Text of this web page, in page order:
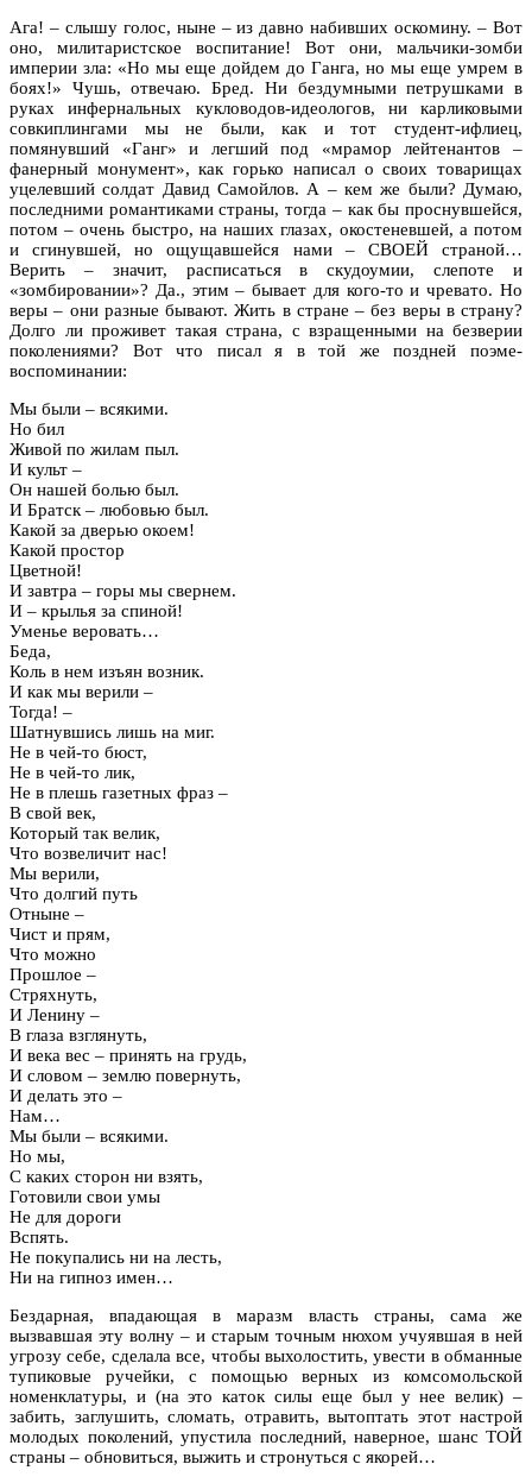
Ага! – слышу голос, ныне – из давно набивших оскомину. – Вот
оно, милитаристское воспитание! Вот они, мальчики-зомби
империи зла: «Но мы еще дойдем до Ганга, но мы еще умрем в
боях!» Чушь, отвечаю. Бред. Ни бездумными петрушками в
руках инфернальных кукловодов-идеологов, ни карликовыми
совкиплингами мы не были, как и тот студент-ифлиец,
помянувший «Ганг» и легший под «мрамор лейтенантов –
фанерный монумент», как горько написал о своих товарищах
уцелевший солдат Давид Самойлов. А – кем же были? Думаю,
последними романтиками страны, тогда – как бы проснувшейся,
потом – очень быстро, на наших глазах, окостеневшей, а потом
и сгинувшей, но ощущавшейся нами – СВОЕЙ страной…
Верить – значит, расписаться в скудоумии, слепоте и
«зомбировании»? Да., этим – бывает для кого-то и чревато. Но
веры – они разные бывают. Жить в стране – без веры в страну?
Долго ли проживет такая страна, с взращенными на безверии
поколениями? Вот что писал я в той же поздней поэме-
воспоминании:
Мы были – всякими.
Но бил
Живой по жилам пыл.
И культ –
Он нашей болью был.
И Братск – любовью был.
Какой за дверью окоем!
Какой простор
Цветной!
И завтра – горы мы свернем.
И – крылья за спиной!
Уменье веровать…
Беда,
Коль в нем изъян возник.
И как мы верили –
Тогда! –
Шатнувшись лишь на миг.
Не в чей-то бюст,
Не в чей-то лик,
Не в плешь газетных фраз –
В свой век,
Который так велик,
Что возвеличит нас!
Мы верили,
Что долгий путь
Отныне –
Чист и прям,
Что можно
Прошлое –
Стряхнуть,
И Ленину –
В глаза взглянуть,
И века вес – принять на грудь,
И словом – землю повернуть,
И делать это –
Нам…
Мы были – всякими.
Но мы,
С каких сторон ни взять,
Готовили свои умы
Не для дороги
Вспять.
Не покупались ни на лесть,
Ни на гипноз имен…
Бездарная, впадающая в маразм власть страны, сама же
вызвавшая эту волну – и старым точным нюхом учуявшая в ней
угрозу себе, сделала все, чтобы выхолостить, увести в обманные
тупиковые ручейки, с помощью верных из комсомольской
номенклатуры, и (на это каток силы еще был у нее велик) –
забить, заглушить, сломать, отравить, вытоптать этот настрой
молодых поколений, упустила последний, наверное, шанс ТОЙ
страны – обновиться, выжить и стронуться с якорей…